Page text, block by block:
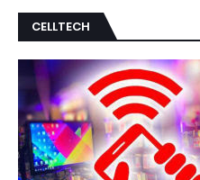
CELLTECH